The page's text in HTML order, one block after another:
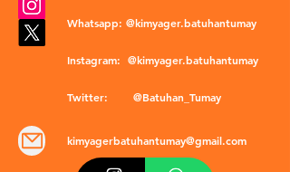
Whatsapp: @kimyager.batuhantumay
Instagram: @kimyager.batuhantumay
Twitter: @Batuhan_Tumay
kimyagerbatuhantumay@gmail.com